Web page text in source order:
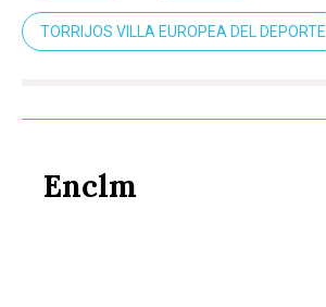
TORRIJOS VILLA EUROPEA DEL DEPORTE
Enclm